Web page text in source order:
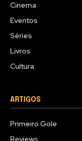
Cinema
Eventos
Séries
Livros
Cultura
ARTIGOS
Primeiro Gole
Reviews